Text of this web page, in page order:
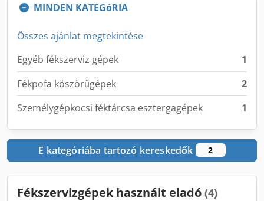
MINDEN KATEGóRIA
Összes ajánlat megtekintése
Egyéb fékszerviz gépek
1
Fékpofa köszörűgépek
2
Személygépkocsi féktárcsa esztergagépek
1
E kategóriába tartozó kereskedők 2
Fékszervizgépek használt eladó (4)